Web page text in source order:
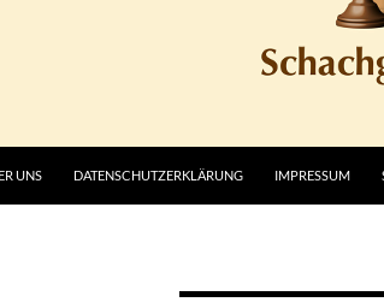
UNS DATENSCHUTZERKLÄRUNG IMPRESSUM